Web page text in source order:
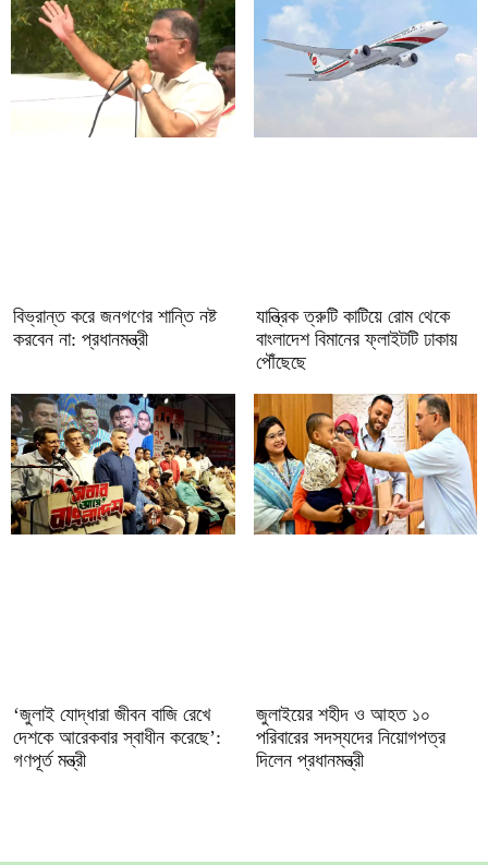
বিভ্রান্ত করে জনগণের শান্তি নষ্ট
করবেন না: প্রধানমন্ত্রী
যান্ত্রিক ত্রুটি কাটিয়ে রোম থেকে
বাংলাদেশ বিমানের ফ্লাইটটি ঢাকায়
পৌঁছেছে
‘জুলাই যোদ্ধারা জীবন বাজি রেখে
দেশকে আরেকবার স্বাধীন করেছে’:
গণপূর্ত মন্ত্রী
জুলাইয়ের শহীদ ও আহত ১০
পরিবারের সদস্যদের নিয়োগপত্র
দিলেন প্রধানমন্ত্রী